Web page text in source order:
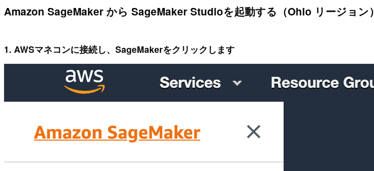
Amazon SageMaker から SageMaker Studioを起動する（Ohio リージョン）
1. AWSマネコンに接続し、SageMakerをクリックします